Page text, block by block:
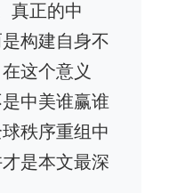
真正的中
构建自身不
这个意义
中美谁赢谁
秩序重组中
是本文最深